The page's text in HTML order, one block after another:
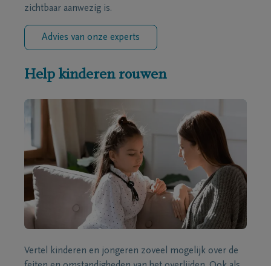
zichtbaar aanwezig is.
Advies van onze experts
Help kinderen rouwen
Vertel kinderen en jongeren zoveel mogelijk over de